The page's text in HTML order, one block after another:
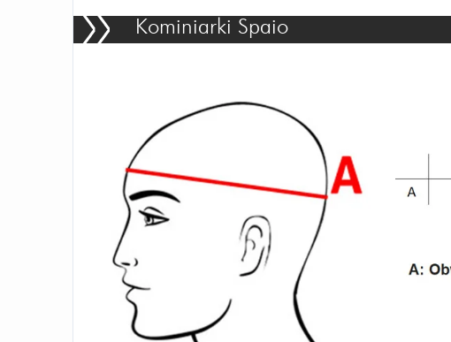
Kominiarki Spaio